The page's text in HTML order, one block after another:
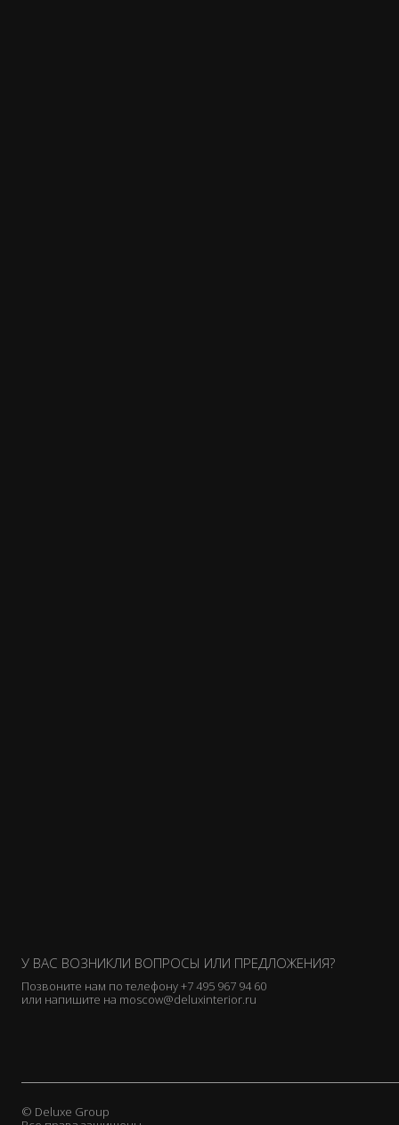
У ВАС ВОЗНИКЛИ ВОПРОСЫ ИЛИ ПРЕДЛОЖЕНИЯ?
Позвоните нам по телефону+7 495 967 94 60
или напишите на moscow@deluxinterior.ru
© Deluxe Group